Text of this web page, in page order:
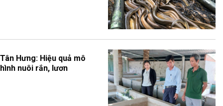
Tân Hưng: Hiệu quả mô
hình nuôi rắn, lươn